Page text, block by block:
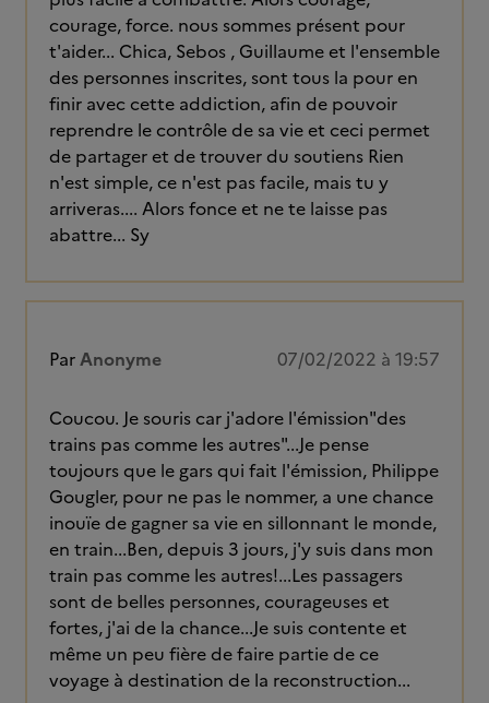
courage, force. nous sommes présent pour
t'aider... Chica, Sebos , Guillaume et l'ensemble
des personnes inscrites, sont tous la pour en
finir avec cette addiction, afin de pouvoir
reprendre le contrôle de sa vie et ceci permet
de partager et de trouver du soutiens Rien
n'est simple, ce n'est pas facile, mais tu y
arriveras.... Alors fonce et ne te laisse pas
abattre... Sy
ParAnonyme 07/02/2022 à 19:57
Coucou. Je souris car j'adore l'émission"des
trains pas comme les autres"...Je pense
toujours que le gars qui fait l'émission, Philippe
Gougler, pour ne pas le nommer, a une chance
inouïe de gagner sa vie en sillonnant le monde,
en train...Ben, depuis 3 jours, j'y suis dans mon
train pas comme les autres!...Les passagers
sont de belles personnes, courageuses et
fortes, j'ai de la chance...Je suis contente et
même un peu fière de faire partie de ce
voyage à destination de la reconstruction...